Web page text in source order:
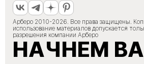
Арберо 2010-2026. Все права защищены.
использование материалов допускается
разрешения компании Арберо
НАЧНЕМ